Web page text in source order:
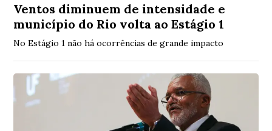
Ventos diminuem de intensidade e
município do Rio volta ao Estágio 1
No Estágio 1 não há ocorrências de grande impacto